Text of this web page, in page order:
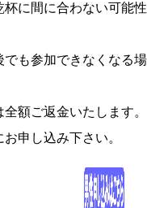
に間に合わない可能性
も参加できなくなる場
額ご返金いたします。
申し込み下さい。